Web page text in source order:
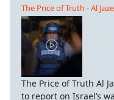
The Price of Truth - Al
The Price of Truth Al
to report on Israel’s